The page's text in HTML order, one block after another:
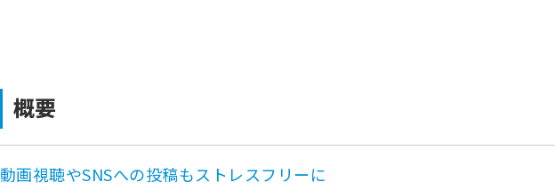
概要
動画視聴やSNSへの投稿もストレスフリーに